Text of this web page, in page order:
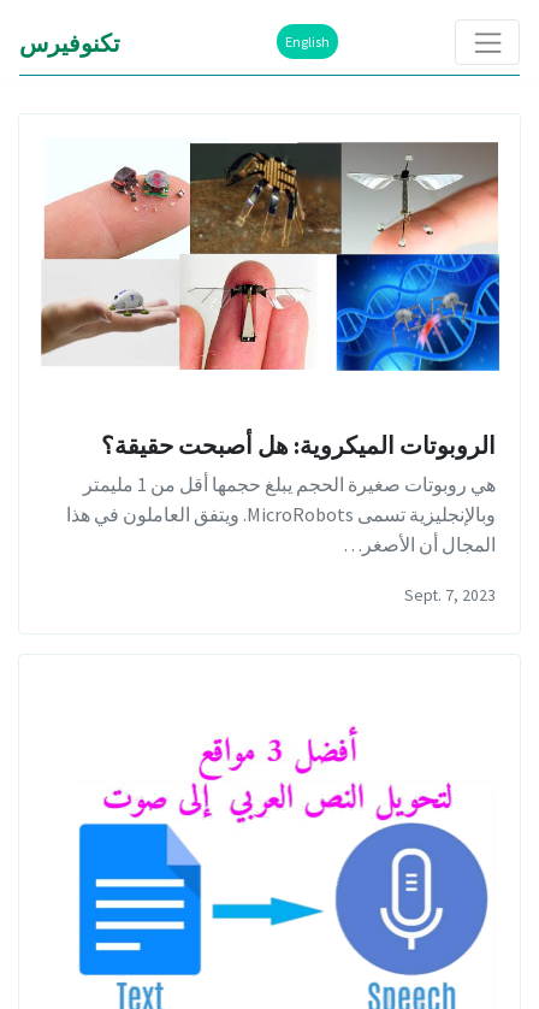
English تكنوفيرس
الروبوتات الميكروية: هل أصبحت حقيقة؟
هي روبوتات صغيرة الحجم يبلغ حجمها أقل من 1 مليمتر
وبالإنجليزية تسمى MicroRobots. ويتفق العاملون في هذا
المجال أن الأصغر…
Sept. 7, 2023